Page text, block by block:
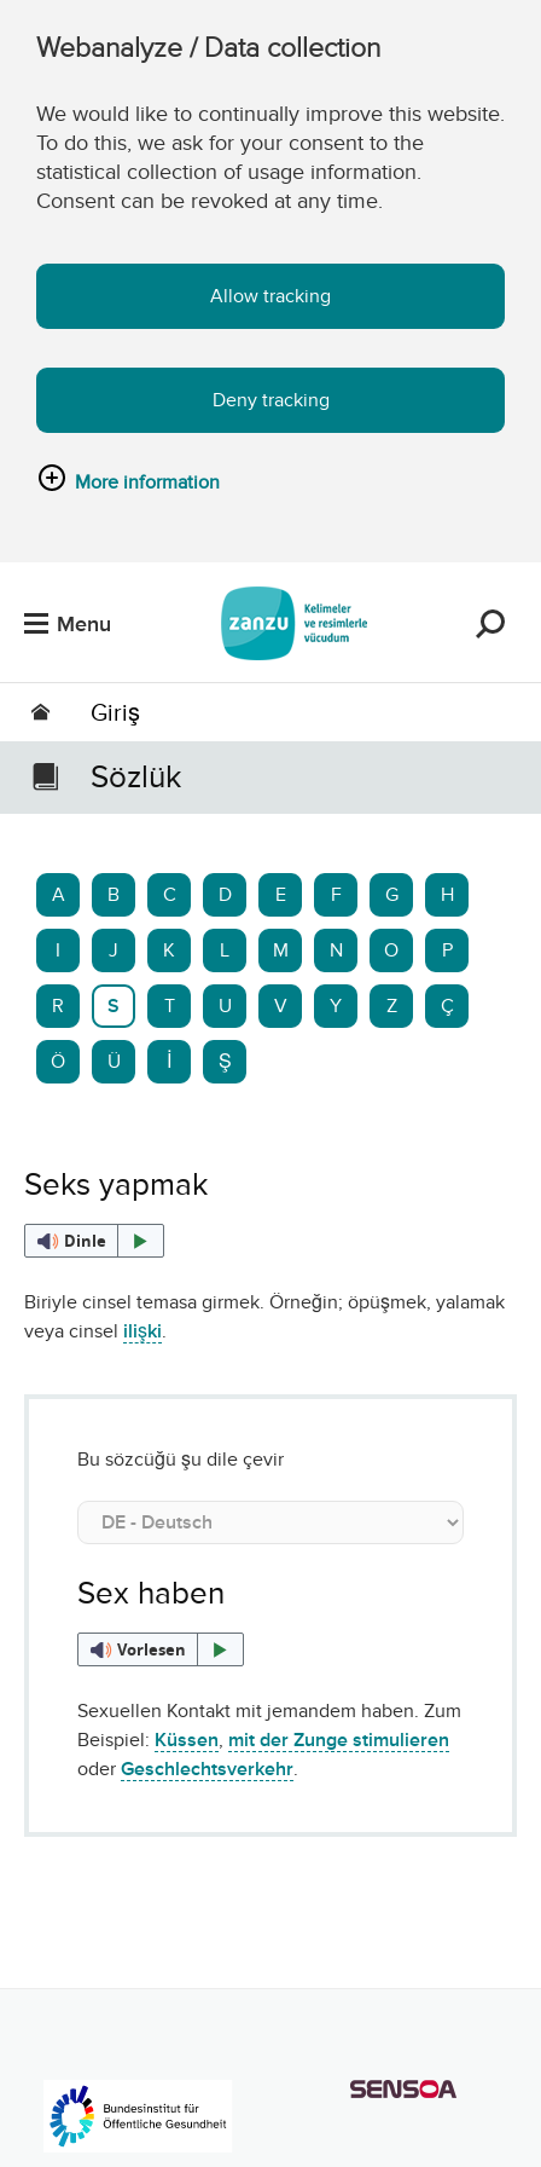
Webanalyze / Data collection
We would like to continually improve this website.
To do this, we ask for your consent to the
statistical collection of usage information.
Consent can be revoked at any time.
Allow tracking
Deny tracking
More information
Menu
Giriş
Sözlük
A B C D E F G H
J K L M N O P
R S T U V Y Z Ç
Ö Ü Ş
Seks yapmak
Dinle
Biriyle cinsel temasa girmek. Örneğin; öpüşmek, yalamak
veya cinsel ilişki.
Bu sözcüğü şu dile çevir
Sex haben
Vorlesen
Sexuellen Kontakt mit jemandem haben. Zum
Beispiel: Küssen, mit der Zunge stimulieren
oder Geschlechtsverkehr.